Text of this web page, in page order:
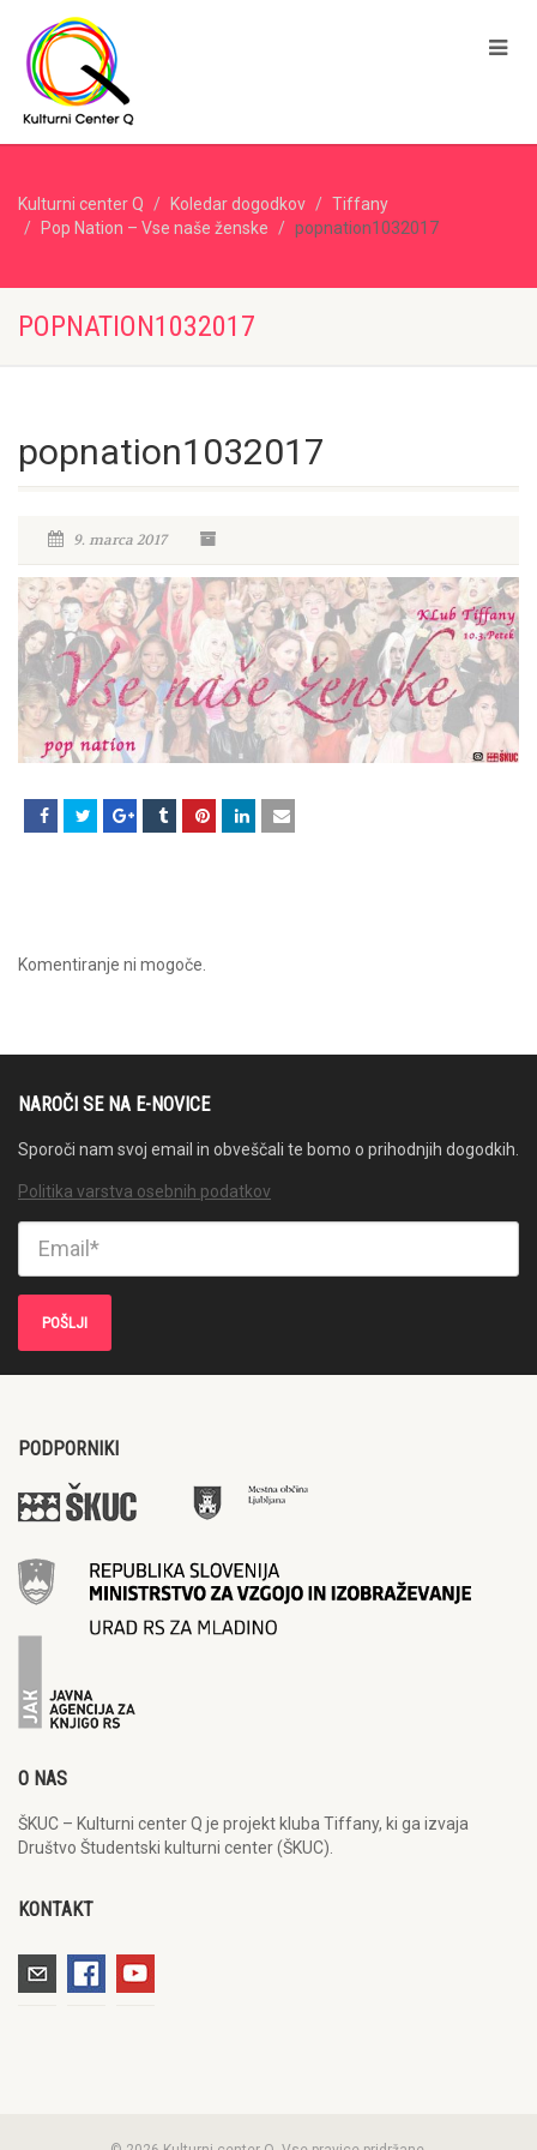
Kulturni center Q Koledar dogodkov
Tiffany
Pop Nation – Vse naše ženske
popnation1032017
POPNATION1032017
popnation1032017
9. marca 2017
Komentiranje ni mogoče.
NAROČI SE NA E-NOVICE
Sporoči nam svoj email in obveščali te bomo o prihodnjih dogodkih.
Politika varstva osebnih podatkov
PODPORNIKI
O NAS
ŠKUC – Kulturni center Q je projekt kluba Tiffany, ki ga izvaja
Društvo Študentski kulturni center (ŠKUC).
KONTAKT